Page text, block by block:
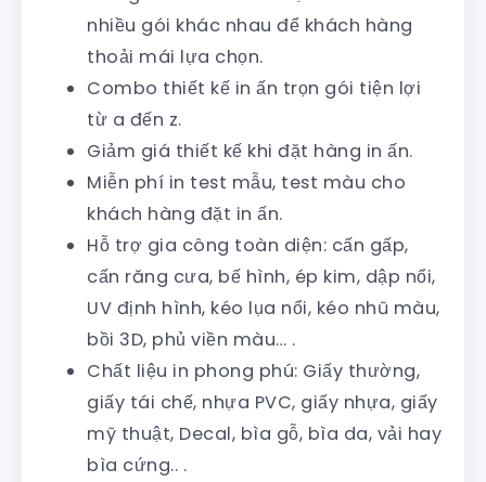
nhiều gói khác nhau để khách hàng
thoải mái lựa chọn.
Combo thiết kế in ấn trọn gói tiện lợi
từ a đến z.
Giảm giá thiết kế khi đặt hàng in ấn.
Miễn phí in test mẫu, test màu cho
khách hàng đặt in ấn.
Hỗ trợ gia công toàn diện: cấn gấp,
cấn răng cưa, bế hình, ép kim, dập nổi,
UV định hình, kéo lụa nổi, kéo nhũ màu,
bồi 3D, phủ viền màu… .
Chất liệu in phong phú: Giấy thường,
giấy tái chế, nhựa PVC, giấy nhựa, giấy
mỹ thuật, Decal, bìa gỗ, bìa da, vải hay
bìa cứng.. .